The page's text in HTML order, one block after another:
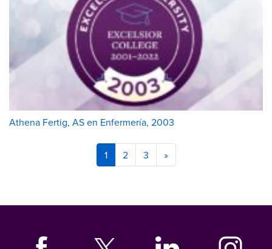
Athena Fertig, AS en Enfermería, 2003
1 2 3 »